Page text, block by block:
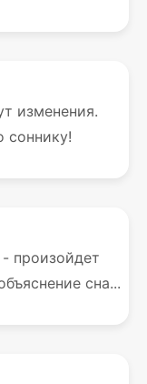
изменения.
соннику!
произойдет
сна...